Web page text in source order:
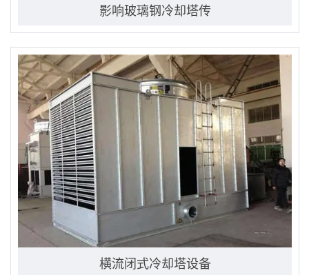
影响玻璃钢冷却塔传
横流闭式冷却塔设备